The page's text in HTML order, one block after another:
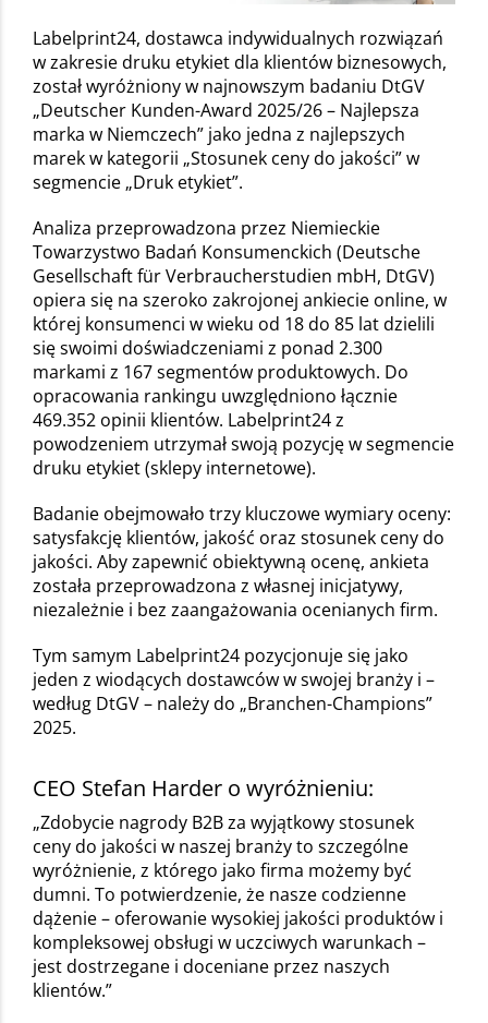
Labelprint24, dostawca indywidualnych rozwiązań
w zakresie druku etykiet dla klientów biznesowych,
został wyróżniony w najnowszym badaniu DtGV
„Deutscher Kunden-Award 2025/26 – Najlepsza
marka w Niemczech” jako jedna z najlepszych
marek w kategorii „Stosunek ceny do jakości” w
segmencie „Druk etykiet”.
Analiza przeprowadzona przez Niemieckie
Towarzystwo Badań Konsumenckich (Deutsche
Gesellschaft für Verbraucherstudien mbH, DtGV)
opiera się na szeroko zakrojonej ankiecie online, w
której konsumenci w wieku od 18 do 85 lat dzielili
się swoimi doświadczeniami z ponad 2.300
markami z 167 segmentów produktowych. Do
opracowania rankingu uwzględniono łącznie
469.352 opinii klientów. Labelprint24 z
powodzeniem utrzymał swoją pozycję w segmencie
druku etykiet (sklepy internetowe).
Badanie obejmowało trzy kluczowe wymiary oceny:
satysfakcję klientów, jakość oraz stosunek ceny do
jakości. Aby zapewnić obiektywną ocenę, ankieta
została przeprowadzona z własnej inicjatywy,
niezależnie i bez zaangażowania ocenianych firm.
Tym samym Labelprint24 pozycjonuje się jako
jeden z wiodących dostawców w swojej branży i –
według DtGV – należy do „Branchen-Champions”
2025.
CEO Stefan Harder o wyróżnieniu:
„Zdobycie nagrody B2B za wyjątkowy stosunek
ceny do jakości w naszej branży to szczególne
wyróżnienie, z którego jako firma możemy być
dumni. To potwierdzenie, że nasze codzienne
dążenie – oferowanie wysokiej jakości produktów i
kompleksowej obsługi w uczciwych warunkach –
jest dostrzegane i doceniane przez naszych
klientów.”